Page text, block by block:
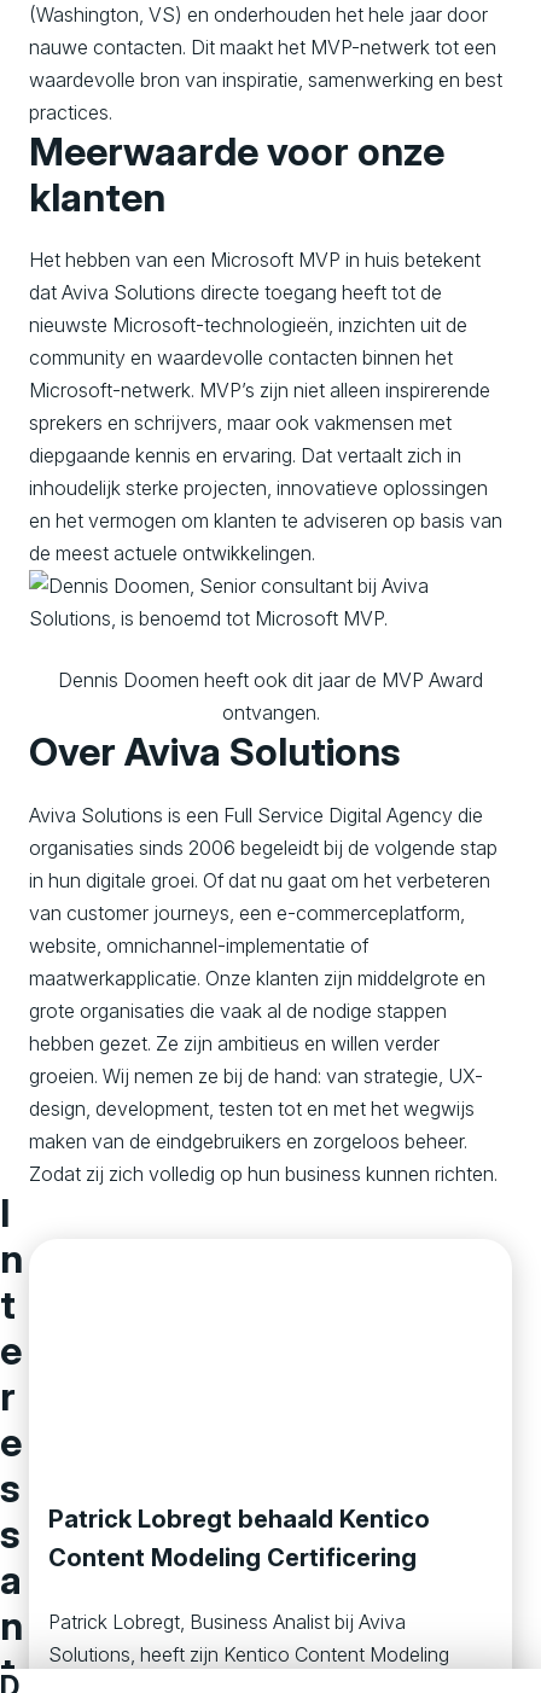
(Washington, VS) en onderhouden het hele jaar door
nauwe contacten. Dit maakt het MVP-netwerk tot een
waardevolle bron van inspiratie, samenwerking en best
practices.
Meerwaarde voor onze
klanten
Het hebben van een Microsoft MVP in huis betekent
dat Aviva Solutions directe toegang heeft tot de
nieuwste Microsoft-technologieën, inzichten uit de
community en waardevolle contacten binnen het
Microsoft-netwerk. MVP’s zijn niet alleen inspirerende
sprekers en schrijvers, maar ook vakmensen met
diepgaande kennis en ervaring. Dat vertaalt zich in
inhoudelijk sterke projecten, innovatieve oplossingen
en het vermogen om klanten te adviseren op basis van
de meest actuele ontwikkelingen.
Dennis Doomen heeft ook dit jaar de MVP Award
ontvangen.
Over Aviva Solutions
Aviva Solutions is een Full Service Digital Agency die
organisaties sinds 2006 begeleidt bij de volgende stap
in hun digitale groei. Of dat nu gaat om het verbeteren
van customer journeys, een e-commerceplatform,
website, omnichannel-implementatie of
maatwerkapplicatie. Onze klanten zijn middelgrote en
grote organisaties die vaak al de nodige stappen
hebben gezet. Ze zijn ambitieus en willen verder
groeien. Wij nemen ze bij de hand: van strategie, UX-
design, development, testen tot en met het wegwijs
maken van de eindgebruikers en zorgeloos beheer.
Zodat zij zich volledig op hun business kunnen richten.
I
n
t
e
r
e
s
s
a
n
t
Patrick Lobregt behaald Kentico
Content Modeling Certificering
Patrick Lobregt, Business Analist bij Aviva
Solutions, heeft zijn Kentico Content Modeling
D